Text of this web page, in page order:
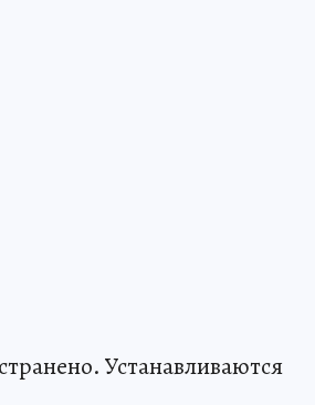
Устанавливаются